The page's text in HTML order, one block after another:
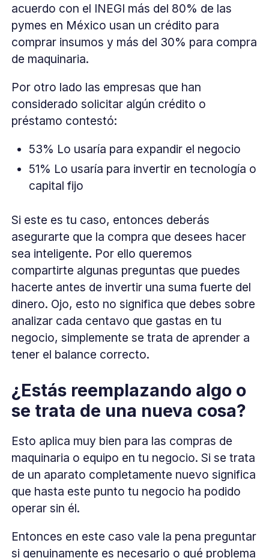
acuerdo con el INEGI más del 80% de las
pymes en México usan un crédito para
comprar insumos y más del 30% para compra
de maquinaria.
Por otro lado las empresas que han
considerado solicitar algún crédito o
préstamo contestó:
53% Lo usaría para expandir el negocio
51% Lo usaría para invertir en tecnología o
capital fijo
Si este es tu caso, entonces deberás
asegurarte que la compra que desees hacer
sea inteligente. Por ello queremos
compartirte algunas preguntas que puedes
hacerte antes de invertir una suma fuerte del
dinero. Ojo, esto no significa que debes sobre
analizar cada centavo que gastas en tu
negocio, simplemente se trata de aprender a
tener el balance correcto.
¿Estás reemplazando algo o
se trata de una nueva cosa?
Esto aplica muy bien para las compras de
maquinaria o equipo en tu negocio. Si se trata
de un aparato completamente nuevo significa
que hasta este punto tu negocio ha podido
operar sin él.
Entonces en este caso vale la pena preguntar
si genuinamente es necesario o qué problema